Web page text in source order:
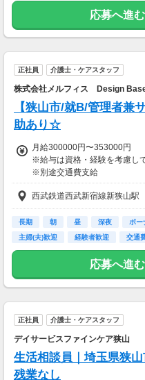
◎夜勤で月9日勤務の場合
33,000円×9日
◎認知症基礎研修～介護福祉
→日中研修後、夜勤の配属と
7時～21時の間で8時間勤務（
【交通費】
一部支給
応募へ進む
正社員 介護士・ケアスタッフ
株式会社メルフィス Design
【狭山市/就B/管理者
助あり☆
月給300000円〜353000円
※給与は資格・経験を考慮し
※別途交通費支給
※賞与年2回
まずは、管理職候補として勤
充分な研修・業務を経験して
行っていただきます。
※内訳など詳細はお問い合わ
【交通費】
西武鉄道西武新宿線新狭山駅
長期 朝 昼 深夜 ボー
主婦(夫)歓迎
経験者歓迎 交通
応募へ進む
正社員 介護士・ケアスタッフ
デイサービスファインケア狭山
生活相談員｜埼玉県狭
残業なし